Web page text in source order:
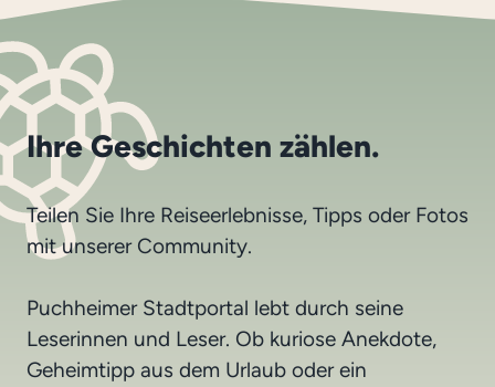
Ihre Geschichten zählen.
Teilen Sie Ihre Reiseerlebnisse, Tipps oder Fotos
mit unserer Community.
Puchheimer Stadtportal lebt durch seine
Leserinnen und Leser. Ob kuriose Anekdote,
Geheimtipp aus dem Urlaub oder ein